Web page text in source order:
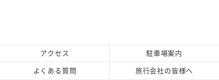
アクセス
駐車場案内
よくある質問
旅行会社の皆様へ